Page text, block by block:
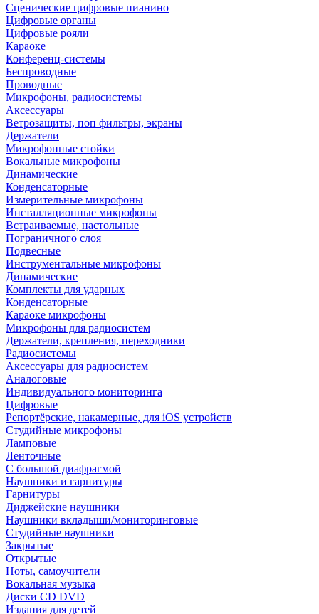
Сценические цифровые пианино
Цифровые органы
Цифровые рояли
Караоке
Конференц-системы
Беспроводные
Проводные
Микрофоны, радиосистемы
Аксессуары
Ветрозащиты, поп фильтры, экраны
Держатели
Микрофонные стойки
Вокальные микрофоны
Динамические
Конденсаторные
Измерительные микрофоны
Инсталляционные микрофоны
Встраиваемые, настольные
Пограничного слоя
Подвесные
Инструментальные микрофоны
Динамические
Комплекты для ударных
Конденсаторные
Караоке микрофоны
Микрофоны для радиосистем
Держатели, крепления, переходники
Радиосистемы
Аксессуары для радиосистем
Аналоговые
Индивидуального мониторинга
Цифровые
Репортёрские, накамерные, для iOS устройств
Студийные микрофоны
Ламповые
Ленточные
С большой диафрагмой
Наушники и гарнитуры
Гарнитуры
Диджейские наушники
Наушники вкладыши/мониторинговые
Студийные наушники
Закрытые
Открытые
Ноты, самоучители
Вокальная музыка
Диски CD DVD
Издания для детей